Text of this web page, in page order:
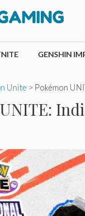
GENSHIN
Unite > Pokémon